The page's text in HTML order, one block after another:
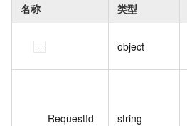
名称 类型
object
RequestId string